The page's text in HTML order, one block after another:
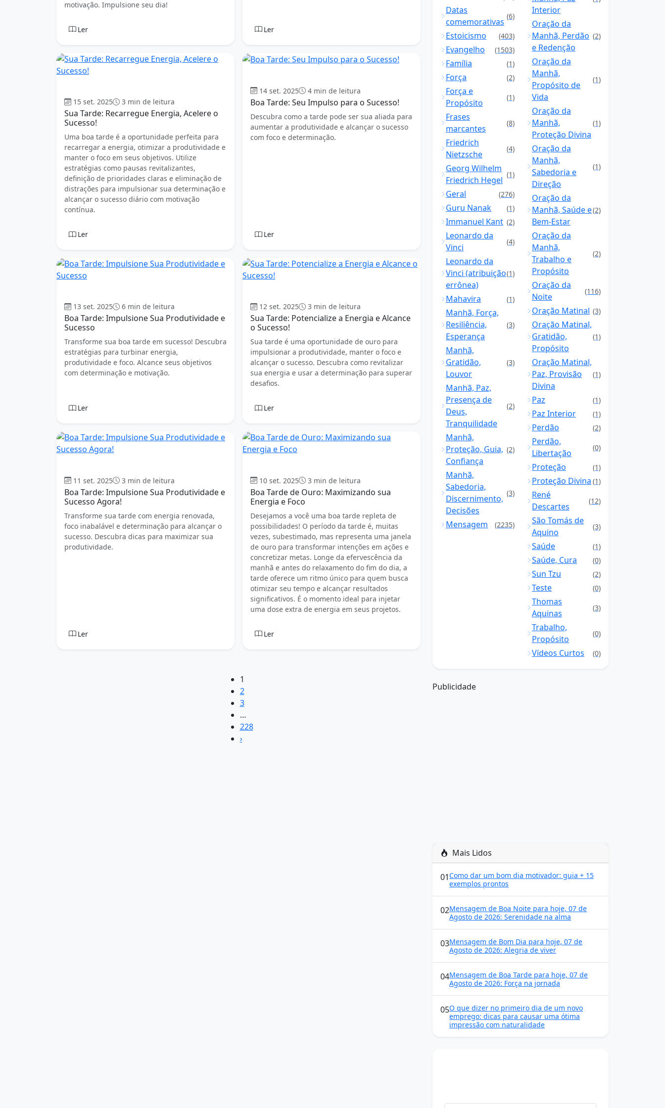
motivação. Impulsione seu dia!
Ler Ler
15 set. 2025 3 min de leitura
Sua Tarde: Recarregue Energia, Acelere o
Sucesso!
Uma boa tarde é a oportunidade perfeita para
recarregar a energia, otimizar a produtividade e
manter o foco em seus objetivos. Utilize
estratégias como pausas revitalizantes,
definição de prioridades claras e eliminação de
distrações para impulsionar sua determinação e
alcançar o sucesso diário com motivação
contínua.
Ler
14 set. 2025 4 min de leitura
Boa Tarde: Seu Impulso para o Sucesso!
Descubra como a tarde pode ser sua aliada para
aumentar a produtividade e alcançar o sucesso
com foco e determinação.
Ler
13 set. 2025 6 min de leitura
Boa Tarde: Impulsione Sua Produtividade e
Sucesso
Transforme sua boa tarde em sucesso! Descubra
estratégias para turbinar energia,
produtividade e foco. Alcance seus objetivos
com determinação e motivação.
Ler
12 set. 2025 3 min de leitura
Sua Tarde: Potencialize a Energia e Alcance
o Sucesso!
Sua tarde é uma oportunidade de ouro para
impulsionar a produtividade, manter o foco e
alcançar o sucesso. Descubra como revitalizar
sua energia e usar a determinação para superar
desafios.
Ler
11 set. 2025 3 min de leitura
Boa Tarde: Impulsione Sua Produtividade e
Sucesso Agora!
Transforme sua tarde com energia renovada,
foco inabalável e determinação para alcançar o
sucesso. Descubra dicas para maximizar sua
produtividade.
Ler
10 set. 2025 3 min de leitura
Boa Tarde de Ouro: Maximizando sua
Energia e Foco
Desejamos a você uma boa tarde repleta de
possibilidades! O período da tarde é, muitas
vezes, subestimado, mas representa uma janela
de ouro para transformar intenções em ações e
concretizar metas. Longe da efervescência da
manhã e antes do relaxamento do fim do dia, a
tarde oferece um ritmo único para quem busca
otimizar seu tempo e alcançar resultados
significativos. É o momento ideal para injetar
uma dose extra de energia em seus projetos.
Ler
1
2
3
…
228
›
Datas
comemorativas
(6)
Estoicismo (403)
Evangelho (1503)
Família (1)
Força (2)
Força e
Propósito
(1)
Frases
marcantes
(8)
Friedrich
Nietzsche
(4)
Georg Wilhelm
Friedrich Hegel
(1)
Geral (276)
Guru Nanak (1)
Immanuel Kant (2)
Leonardo da
Vinci
(4)
Leonardo da
Vinci (atribuição
errônea)
(1)
Mahavira (1)
Manhã, Força,
Resiliência,
Esperança
(3)
Manhã,
Gratidão,
Louvor
(3)
Manhã, Paz,
Presença de
Deus,
Tranquilidade
(2)
Manhã,
Proteção, Guia,
Confiança
(2)
Manhã,
Sabedoria,
Discernimento,
Decisões
(3)
Mensagem (2235)
Interior
Oração da
Manhã, Perdão
e Redenção
(2)
Oração da
Manhã,
Propósito de
Vida
(1)
Oração da
Manhã,
Proteção Divina
(1)
Oração da
Manhã,
Sabedoria e
Direção
(1)
Oração da
Manhã, Saúde e
Bem-Estar
(2)
Oração da
Manhã,
Trabalho e
Propósito
(2)
Oração da
Noite
(116)
Oração Matinal (3)
Oração Matinal,
Gratidão,
Propósito
(1)
Oração Matinal,
Paz, Provisão
Divina
(1)
Paz (1)
Paz Interior (1)
Perdão (2)
Perdão,
Libertação
(0)
Proteção (1)
Proteção Divina (1)
René
Descartes
(12)
São Tomás de
Aquino
(3)
Saúde (1)
Saúde, Cura (0)
Sun Tzu (2)
Teste (0)
Thomas
Aquinas
(3)
Trabalho,
Propósito
(0)
Vídeos Curtos (0)
Publicidade
Mais Lidos
01Como dar um bom dia motivador: guia + 15
exemplos prontos
02Mensagem de Boa Noite para hoje, 07 de
Agosto de 2026: Serenidade na alma
03Mensagem de Bom Dia para hoje, 07 de
Agosto de 2026: Alegria de viver
04Mensagem de Boa Tarde para hoje, 07 de
Agosto de 2026: Força na jornada
05O que dizer no primeiro dia de um novo
emprego: dicas para causar uma ótima
impressão com naturalidade